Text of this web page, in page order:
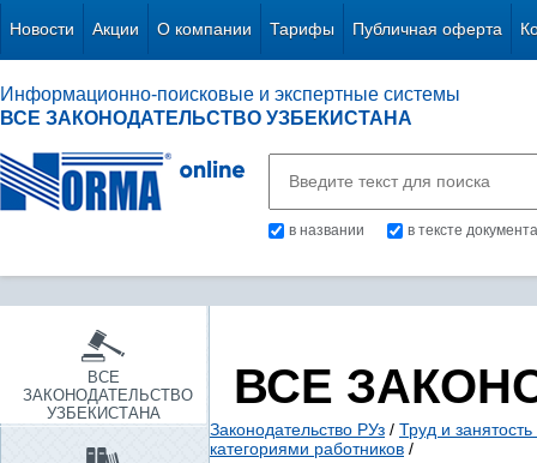
Новости Акции О компании Тарифы Публичная оферта
Информационно-поисковые и экспертные системы
ВСЕ ЗАКОНОДАТЕЛЬСТВО УЗБЕКИСТАНА
в названии в тексте документа
ВСЕ
ЗАКОНОДАТЕЛЬСТВО
УЗБЕКИСТАНА
ВСЕ
Законодательство РУз / Труд и
категориями работников /